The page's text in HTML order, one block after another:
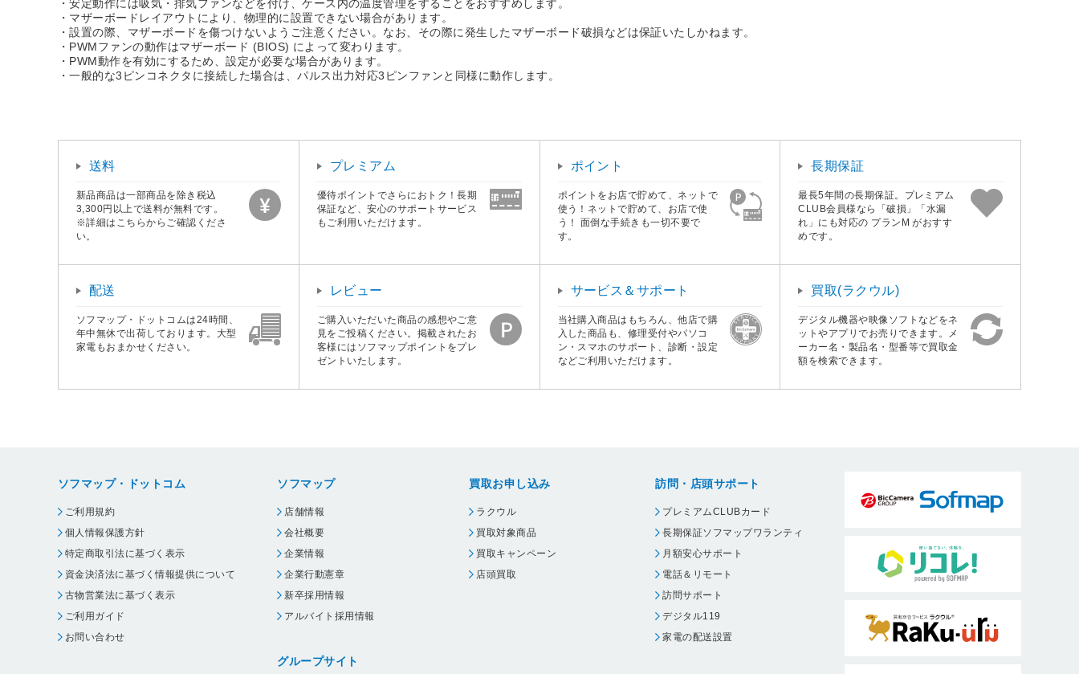
・安定動作には吸気・排気ファンなどを付け、ケース内の温度管理をすることをおすすめします。
・マザーボードレイアウトにより、物理的に設置できない場合があります。
・設置の際、マザーボードを傷つけないようご注意ください。なお、その際に発生したマザーボード破損などは保証いたしかねます。
・PWMファンの動作はマザーボード (BIOS) によって変わります。
・PWM動作を有効にするため、設定が必要な場合があります。
・一般的な3ピンコネクタに接続した場合は、パルス出力対応3ピンファンと同様に動作します。
送料
新品商品は一部商品を除き税込
3,300円以上で送料が無料です。
※詳細はこちらからご確認くださ
い。
プレミアム
優待ポイントでさらにおトク！長期
保証など、安心のサポートサービス
もご利用いただけます。
ポイント
ポイントをお店で貯めて、ネットで
使う！ネットで貯めて、お店で使
う！ 面倒な手続きも一切不要で
す。
長期保証
最長5年間の長期保証。プレミアム
CLUB会員様なら「破損」「水漏
れ」にも対応の プランM がおすす
めです。
配送
ソフマップ・ドットコムは24時間、
年中無休で出荷しております。大型
家電もおまかせください。
レビュー
ご購入いただいた商品の感想やご意
見をご投稿ください。掲載されたお
客様にはソフマップポイントをプレ
ゼントいたします。
サービス＆サポート
当社購入商品はもちろん、他店で購
入した商品も、修理受付やパソコ
ン・スマホのサポート、診断・設定
などご利用いただけます。
買取(ラクウル)
デジタル機器や映像ソフトなどをネ
ットやアプリでお売りできます。メ
ーカー名・製品名・型番等で買取金
額を検索できます。
ソフマップ・ドットコム
ご利用規約
個人情報保護方針
特定商取引法に基づく表示
資金決済法に基づく情報提供について
古物営業法に基づく表示
ご利用ガイド
お問い合わせ
ソフマップ
店舗情報
会社概要
企業情報
企業行動憲章
新卒採用情報
アルバイト採用情報
グループサイト
買取お申し込み
ラクウル
買取対象商品
買取キャンペーン
店頭買取
訪問・店頭サポート
プレミアムCLUBカード
長期保証ソフマップワランティ
月額安心サポート
電話＆リモート
訪問サポート
デジタル119
家電の配送設置